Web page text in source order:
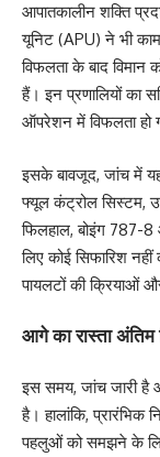
आपातकालीन शक्ति
यूनिट (APU) ने भी
विफलता के बाद
हैं। इन प्रणालियों का
ऑपरेशन में विफलता हो
इसके बावजूद, जांच में
फ्यूल कंट्रोल सिस्टम,
फिलहाल, बोइंग 787-
लिए कोई सिफारिश
पायलटों की क्रियाओं
आगे का रास्ता अंतिम
इस समय, जांच जारी है
है। हालांकि, प्रारंभिक
पहलुओं को समझने के